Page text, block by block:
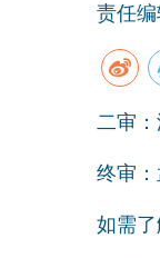
责任
二审
终审
如需了